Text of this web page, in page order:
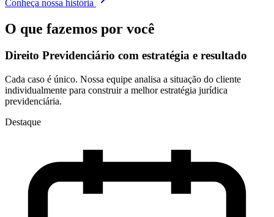
Conheça nossa história
O que fazemos por você
Direito Previdenciário com estratégia e resultado
Cada caso é único. Nossa equipe analisa a situação do cliente
individualmente para construir a melhor estratégia jurídica
previdenciária.
Destaque